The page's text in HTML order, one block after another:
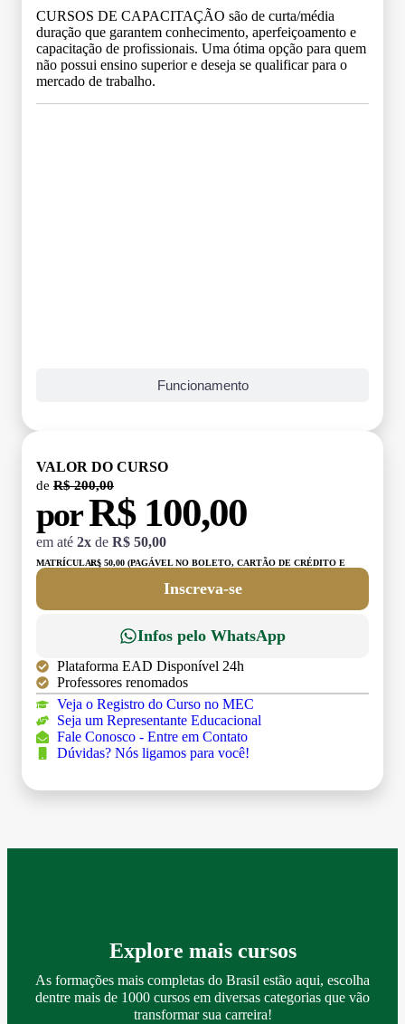
CURSOS DE CAPACITAÇÃO são de curta/média
duração que garantem conhecimento, aperfeiçoamento e
capacitação de profissionais. Uma ótima opção para quem
não possui ensino superior e deseja se qualificar para o
mercado de trabalho.
Funcionamento
VALOR DO CURSO
de R$ 200,00
porR$ 100,00
em até 2x de R$ 50,00
MATRÍCULA:R$ 50,00 (PAGÁVEL NO BOLETO, CARTÃO DE CRÉDITO E
Inscreva-se
Infos pelo WhatsApp
Plataforma EAD Disponível 24h
Professores renomados
Veja o Registro do Curso no MEC
Seja um Representante Educacional
Fale Conosco - Entre em Contato
Dúvidas? Nós ligamos para você!
Explore mais cursos
As formações mais completas do Brasil estão aqui, escolha
dentre mais de 1000 cursos em diversas categorias que vão
transformar sua carreira!